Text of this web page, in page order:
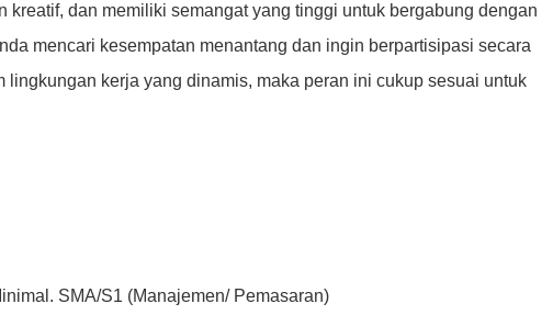
kreatif, dan memiliki semangat yang tinggi untuk bergabung dengan
mencari kesempatan menantang dan ingin berpartisipasi secara
lingkungan kerja yang dinamis, maka peran ini cukup sesuai untuk
SMA/S1 (Manajemen/ Pemasaran)